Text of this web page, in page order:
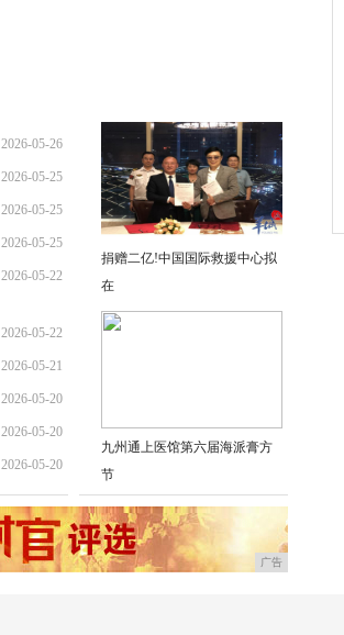
2026-05-26
2026-05-25
2026-05-25
2026-05-25
2026-05-22
2026-05-22
2026-05-21
2026-05-20
2026-05-20
2026-05-20
捐赠二亿!中国国际救援中心拟
在
九州通上医馆第六届海派膏方
节
广告